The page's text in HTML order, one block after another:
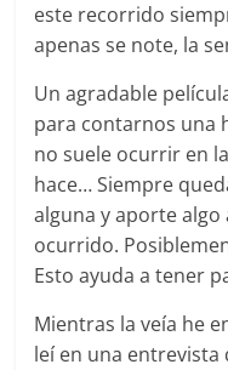
este recorrido
apenas se note, la
Un agradable
para contarnos una
no suele ocurrir en
hace… Siempre
alguna y aporte algo
ocurrido.
Esto ayuda a tener
Mientras la veía he
leí en una entrevista